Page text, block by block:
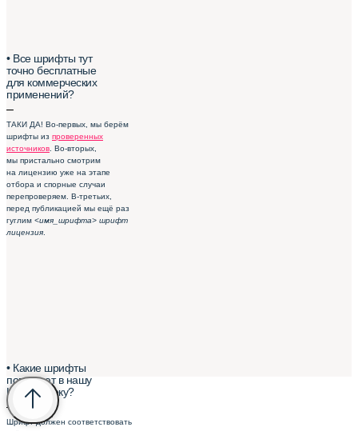
• Все шрифты тут
точно бесплатные
для коммерческих
применений?
–
ТАКИ ДА! Во-первых, мы берём
шрифты из проверенных
источников . Во-вторых,
мы пристально смотрим
на лицензию уже на этапе
отбора и спорные случаи
перепроверяем. В-третьих,
перед публикацией мы ещё раз
гуглим <имя_шрифта> шрифт
лицензия
• Какие шрифты
попадают в нашу
Шрифтотеку?
–
Шрифт должен соответствовать